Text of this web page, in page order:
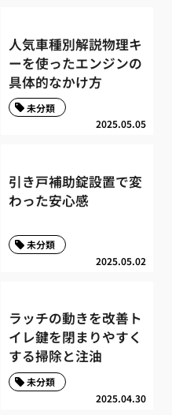
人気車種別解説物理キ
ーを使ったエンジンの
具体的なかけ方
2025.05.05
未分類
引き戸補助錠設置で変
わった安心感
2025.05.02
未分類
ラッチの動きを改善ト
イレ鍵を閉まりやすく
する掃除と注油
2025.04.30
未分類